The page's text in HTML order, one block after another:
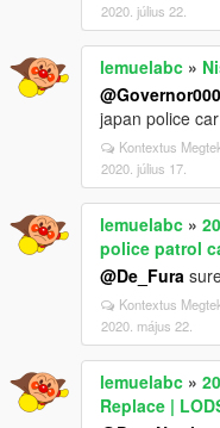
2020. július 22.
lemuelabc »
japan police
Kontextus
2020. július 17.
lemuelabc »
police patrol
@De_Fura
Kontextus
2020. május 22.
lemuelabc »
Replace |